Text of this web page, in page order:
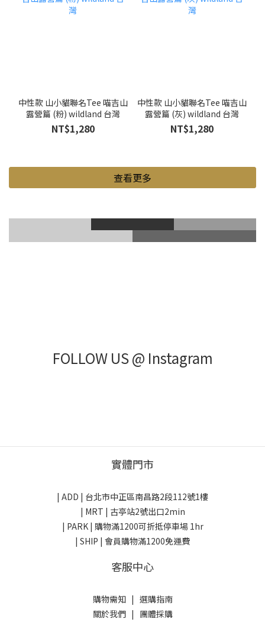
中性款 山小貓聯名Tee 喵吉山
露營篇 (粉) wildland 台灣
NT$1,280
中性款 山小貓聯名Tee 喵吉山
露營篇 (灰) wildland 台灣
NT$1,280
查看更多
登山鞋 Gore-Tex
登山杖 滑雪護具
FOLLOW US @ Instagram
實體門市
| ADD | 台北市中正區南昌路2段112號1樓
| MRT | 古亭站2號出口2min
| PARK | 購物滿1200可折抵停車場 1hr
| SHIP | 會員購物滿1200免運費
客服中心
購物需知| 選購指南
關於我們| 團體採購